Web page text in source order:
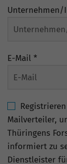
E-Mail *
Mailverteiler,
Thüringens
informiert zu
Dienstleister